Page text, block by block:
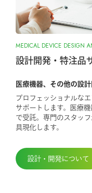
MEDICAL DEVICE DESIGN
設計開発・特注品
医療機器、その他の設
プロフェッショナルな
サポートします。医療
で受託。専門のスタッ
具現化します。
設計・開発について